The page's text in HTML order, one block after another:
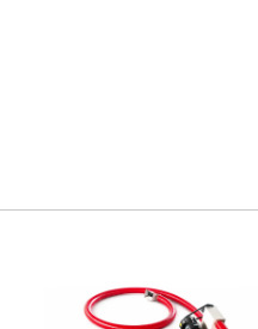
техническое
монтаж и пуско-наладка и